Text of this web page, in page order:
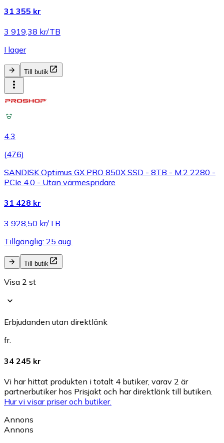
31 355 kr
3 919,38 kr/TB
I lager
Till butik
4.3
(476)
SANDISK Optimus GX PRO 850X SSD - 8TB - M.2 2280 -
PCIe 4.0 - Utan värmespridare
31 428 kr
3 928,50 kr/TB
Tillgänglig: 25 aug.
Till butik
Visa 2 st
Erbjudanden utan direktlänk
fr.
34 245 kr
Vi har hittat produkten i totalt 4 butiker, varav 2 är
partnerbutiker hos Prisjakt och har direktlänk till butiken.
Hur vi visar priser och butiker.
Annons
Annons